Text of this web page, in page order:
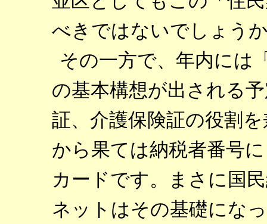
べきではないでしょう
その一方で、年内には
の基本構想が出される
証、介護保険証の役割
から果ては納税者番号
カードです。まさに国
ネットはその基礎にな